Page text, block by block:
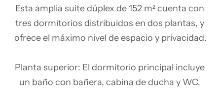
Esta amplia suite dúplex de 152 m² cuenta con
tres dormitorios distribuidos en dos plantas, y
ofrece el máximo nivel de espacio y privacidad.
Planta superior: El dormitorio principal incluye
un baño con bañera, cabina de ducha y WC,